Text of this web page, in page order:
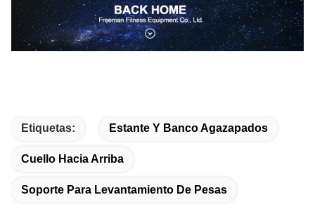
Etiquetas: Estante Y Banco Agazapados
Cuello Hacia Arriba
Soporte Para Levantamiento De Pesas